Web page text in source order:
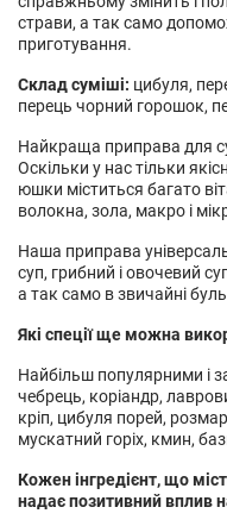
страви, а так само
приготування.
Склад суміші: цибуля,
перець чорний горошок,
Найкраща приправа для
Оскільки у нас тільки
юшки міститься багато
волокна, зола, макро і
Наша приправа
суп, грибний і овочевий
а так само в звичайні
Які спеції ще можна
Найбільш популярними і
чебрець, коріандр,
кріп, цибуля порей,
мускатний горіх, кмин,
Кожен інгредієнт, що
надає позитивний вплив